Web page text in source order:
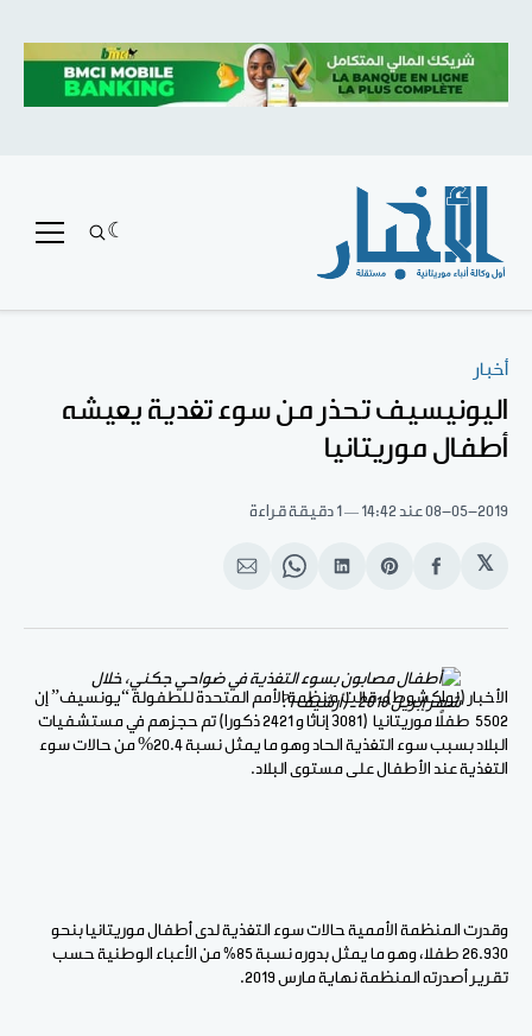
أخبار
اليونيسيف تحذر من سوء تغدية يعيشه
أطفال موريتانيا
08-05-2019عند 14:42 1 دقيقة قراءة
𝕏
انشر
الفيسبوك
Share
Pinterest
انشر
لينكد
Share
WhatsApp
انشر
الإيميل
الأخبار (نواكشوط) ـ قالت منظمة الأمم المتحدة للطفولة “يونسيف” إن
5502 طفلاً موريتانيا (3081 إناثا و 2421 ذكورا) تم حجزهم في مستشفيات
البلاد بسبب سوء التغذية الحاد وهو ما يمثل نسبة 20.4% من حالات سوء
التغذية عند الأطفال على مستوى البلاد.
وقدرت المنظمة الأممية حالات سوء التغذية لدى أطفال موريتانيا بنحو
26.930 طفلا، وهو ما يمثل بدوره نسبة 85٪ من الأعباء الوطنية حسب
تقرير أصدرته المنظمة نهاية مارس 2019.